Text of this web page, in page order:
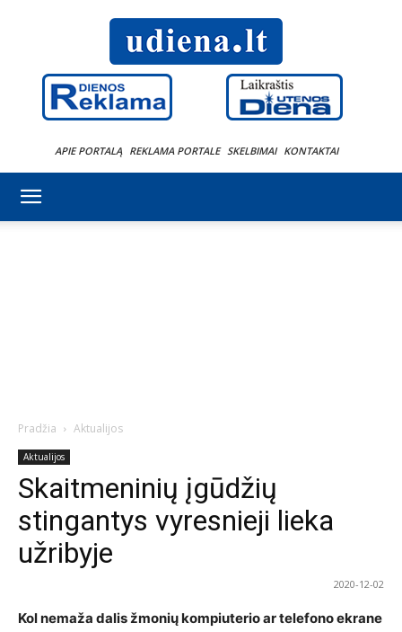
APIE PORTALĄ REKLAMA PORTALE SKELBIMAI KONTAKTAI
Pradžia Aktualijos
Aktualijos
Skaitmeninių įgūdžių
stingantys vyresnieji lieka
užribyje
2020-12-02
Kol nemaža dalis žmonių kompiuterio ar telefono ekrane